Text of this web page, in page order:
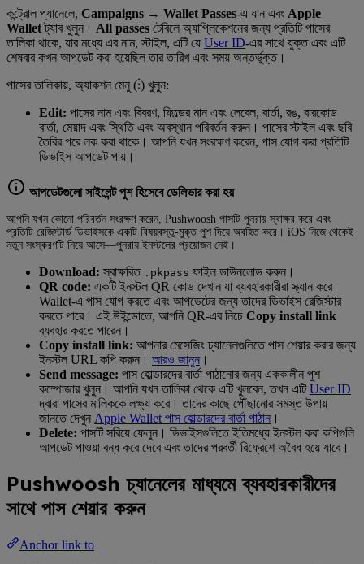
কন্ট্রোল প্যানেলে, Campaigns → Wallet Passes-এ যান এবং Apple
Walletট্যাব খুলুন। All passes টেবিলে অ্যাপ্লিকেশনের জন্য প্রতিটি পাসের
তালিকা থাকে, যার মধ্যে এর নাম, স্টাইল, এটি যে User ID-এর সাথে যুক্ত এবং এটি
শেষবার কখন আপডেট করা হয়েছিল তার তারিখ এবং সময় অন্তর্ভুক্ত।
পাসের তালিকায়, অ্যাকশন মেনু (⋮) খুলুন:
Edit: পাসের নাম এবং বিবরণ, ফিল্ডের মান এবং লেবেল, বার্তা, রঙ, বারকোড
বার্তা, মেয়াদ এবং স্থিতি এবং অবস্থান পরিবর্তন করুন। পাসের স্টাইল এবং ছবি
তৈরির পরে লক করা থাকে। আপনি যখন সংরক্ষণ করেন, পাস যোগ করা প্রতিটি
ডিভাইস আপডেট পায়।
আপডেটগুলো সাইলেন্ট পুশ হিসেবে ডেলিভার করা হয়
আপনি যখন কোনো পরিবর্তন সংরক্ষণ করেন, Pushwoosh পাসটি পুনরায় স্বাক্ষর করে এবং
প্রতিটি রেজিস্টার্ড ডিভাইসকে একটি বিষয়বস্তু-মুক্ত পুশ দিয়ে অবহিত করে। iOS নিজে থেকেই
নতুন সংস্করণটি নিয়ে আসে—পুনরায় ইনস্টলের প্রয়োজন নেই।
Download: স্বাক্ষরিত .pkpass ফাইল ডাউনলোড করুন।
QR code: একটি ইনস্টল QR কোড দেখান যা ব্যবহারকারীরা স্ক্যান করে
Wallet-এ পাস যোগ করতে এবং আপডেটের জন্য তাদের ডিভাইস রেজিস্টার
করতে পারে। এই উইন্ডোতে, আপনি QR-এর নিচে Copy install link
ব্যবহার করতে পারেন।
Copy install link: আপনার মেসেজিং চ্যানেলগুলিতে পাস শেয়ার করার জন্য
ইনস্টল URL কপি করুন। আরও জানুন ।
Send message: পাস হোল্ডারদের বার্তা পাঠানোর জন্য এককালীন পুশ
কম্পোজার খুলুন। আপনি যখন তালিকা থেকে এটি খুলবেন, তখন এটিUser ID
দ্বারা পাসের মালিককে লক্ষ্য করে। তাদের কাছে পৌঁছানোর সমস্ত উপায়
জানতে দেখুন Apple Wallet পাস হোল্ডারদের বার্তা পাঠান ।
Delete: পাসটি সরিয়ে ফেলুন। ডিভাইসগুলিতে ইতিমধ্যে ইনস্টল করা কপিগুলি
আপডেট পাওয়া বন্ধ করে দেবে এবং তাদের পরবর্তী রিফ্রেশে অবৈধ হয়ে যাবে।
Pushwoosh চ্যানেলের মাধ্যমে ব্যবহারকারীদের
সাথে পাস শেয়ার করুন
Anchor link to